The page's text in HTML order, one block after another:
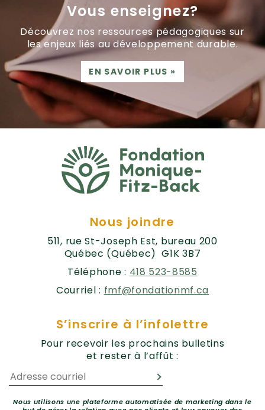
Vous enseignez?
Découvrez nos ressources pédagogiques sur
les enjeux liés au développement durable.
EN SAVOIR PLUS »
Nous joindre
511, rue St-Joseph Est, bureau 200
Québec (Québec) G1K 3B7
Téléphone : 418 523-8585
Courriel : fmf@fondationmf.ca
S’inscrire à l’infolettre
Pour recevoir les prochains bulletins
et rester à l’affût :
Nous utilisons une plateforme automatisée de marketing dans le